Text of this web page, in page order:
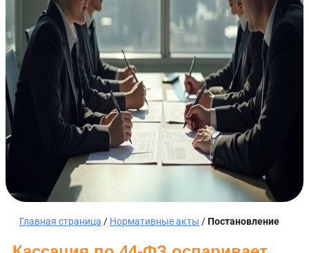
Главная страница / Нормативные акты /Постановление